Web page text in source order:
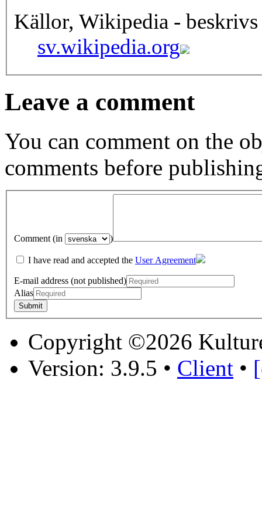
Källor, Wikipedia - beskrivs
sv.wikipedia.org
Leave a comment
You can comment on the
comments before
Comment (in )
I have read and accepted the User Agreement
E-mail address (not published)
Alias
Copyright ©2026
Version: 3.9.5 • Client •